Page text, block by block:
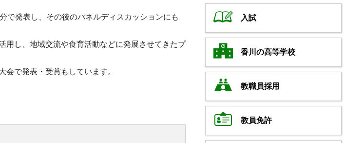
で発表し、その後のパネルディスカッションにも
用し、地域交流や食育活動などに発展させてきたプ
で発表・受賞もしています。
入試
香川の高等学校
教職員採用
教員免許